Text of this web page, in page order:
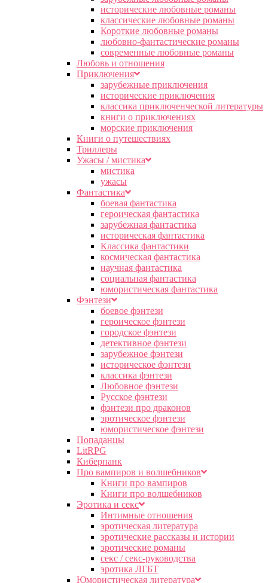
исторические любовные романы
классические любовные романы
Короткие любовные романы
любовно-фантастические романы
современные любовные романы
Любовь и отношения
Приключения
зарубежные приключения
исторические приключения
классика приключенческой литературы
книги о приключениях
морские приключения
Книги о путешествиях
Триллеры
Ужасы / мистика
мистика
ужасы
Фантастика
боевая фантастика
героическая фантастика
зарубежная фантастика
историческая фантастика
Классика фантастики
космическая фантастика
научная фантастика
социальная фантастика
юмористическая фантастика
Фэнтези
боевое фэнтези
героическое фэнтези
городское фэнтези
детективное фэнтези
зарубежное фэнтези
историческое фэнтези
классика фэнтези
Любовное фэнтези
Русское фэнтези
фэнтези про драконов
эротическое фэнтези
юмористическое фэнтези
Попаданцы
LitRPG
Киберпанк
Про вампиров и волшебников
Книги про вампиров
Книги про волшебников
Эротика и секс
Интимные отношения
эротическая литература
эротические рассказы и истории
эротические романы
секс / секс-руководства
эротика ЛГБТ
Юмористическая литература